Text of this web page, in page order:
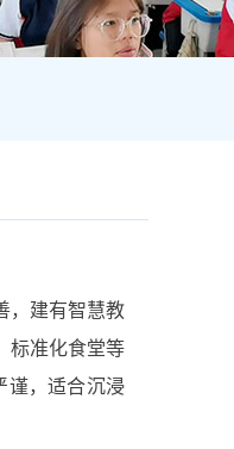
，建有智慧教
标准化食堂等
谨，适合沉浸